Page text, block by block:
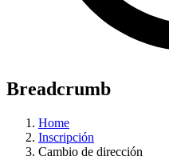
Breadcrumb
Home
Inscripción
Cambio de dirección